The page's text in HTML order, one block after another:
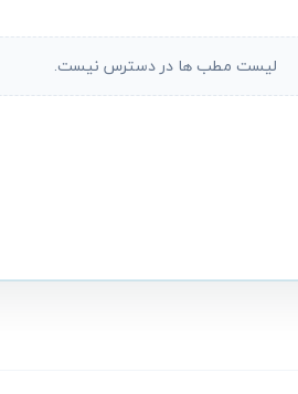
لیست مطب ها در دسترس نیست.